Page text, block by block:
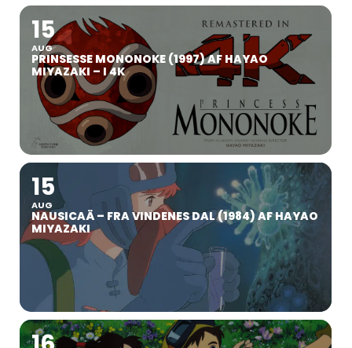
15
AUG
PRINSESSE MONONOKE (1997) AF HAYAO
MIYAZAKI – I 4K
15
AUG
NAUSICAÄ – FRA VINDENES DAL (1984) AF HAYAO
MIYAZAKI